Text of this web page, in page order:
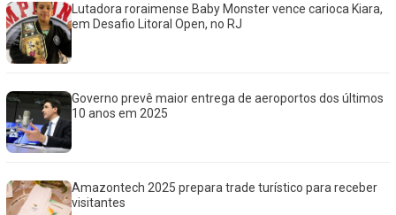
Lutadora roraimense Baby Monster vence carioca Kiara,
em Desafio Litoral Open, no RJ
Governo prevê maior entrega de aeroportos dos últimos
10 anos em 2025
Amazontech 2025 prepara trade turístico para receber
visitantes